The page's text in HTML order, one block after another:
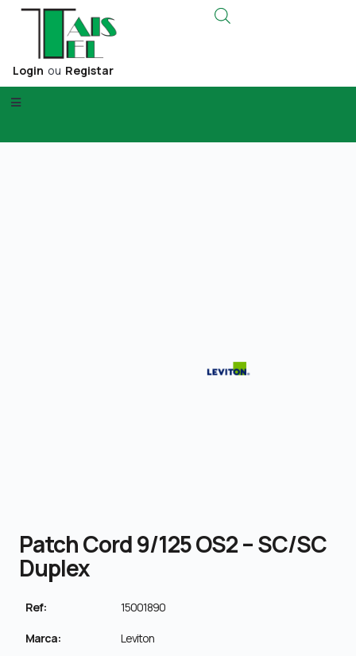
Login ou Registar
Patch Cord 9/125 OS2 – SC/SC
Duplex
Ref: 15001890
Marca: Leviton